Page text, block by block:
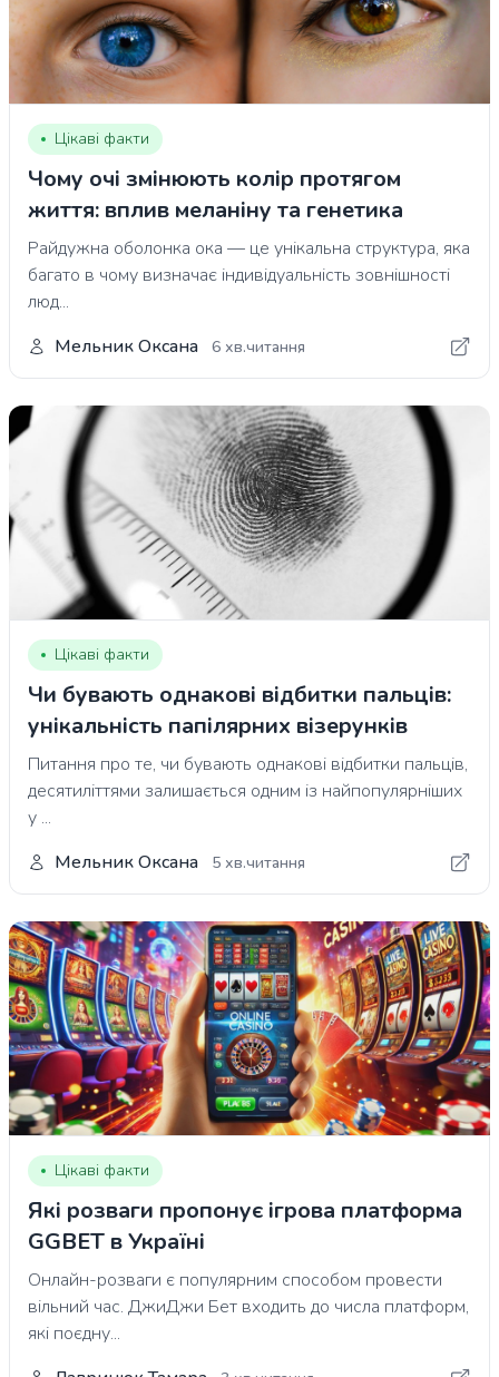
Цікаві факти
Чому очі змінюють колір протягом
життя: вплив меланіну та генетика
Райдужна оболонка ока — це унікальна структура, яка
багато в чому визначає індивідуальність зовнішності
люд...
Мельник Оксана
6 хв.читання
Цікаві факти
Чи бувають однакові відбитки пальців:
унікальність папілярних візерунків
Питання про те, чи бувають однакові відбитки пальців,
десятиліттями залишається одним із найпопулярніших
у ...
Мельник Оксана
5 хв.читання
Цікаві факти
Які розваги пропонує ігрова платформа
GGBET в Україні
Онлайн-розваги є популярним способом провести
вільний час. ДжиДжи Бет входить до числа платформ,
які поєдну...